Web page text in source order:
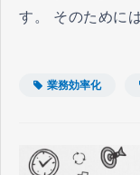
す。 そのために
ないことは何で
解説していきま
業務効率化